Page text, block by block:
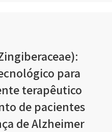
para
terapêutico
de pacientes
de Alzheimer